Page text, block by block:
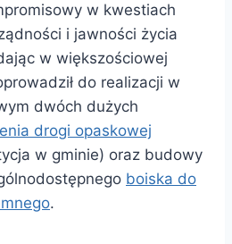
w kwestiach
i jawności życia
w większościowej
do realizacji w
dwóch dużych
drogi opaskowej
w gminie) oraz budowy
boiska do
.